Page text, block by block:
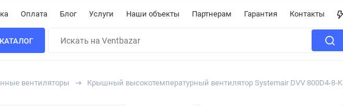
Оплата Блог Услуги Наши объекты Партнерам Гарантия Контакты
КАТАЛОГ
вентиляторы Крышный высокотемпературный вентилятор Systemair DVV 800D4-8-K